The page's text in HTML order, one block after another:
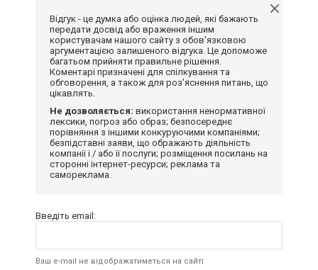
Відгук - це думка або оцінка людей, які бажають
передати досвід або враження іншим
користувачам нашого сайту з обов'язковою
аргументацією залишеного відгука. Це допоможе
багатьом прийняти правильне рішення.
Коментарі призначені для спілкування та
обговорення, а також для роз'яснення питань, що
цікавлять.
Не дозволяється: використання ненормативної
лексики, погроз або образ; безпосереднє
порівняння з іншими конкуруючими компаніями;
безпідставні заяви, що ображають діяльність
компанії і / або її послуги; розміщення посилань на
сторонні інтернет-ресурси; реклама та
самореклама.
Введіть email:
Ваш e-mail не відображатиметься на сайті